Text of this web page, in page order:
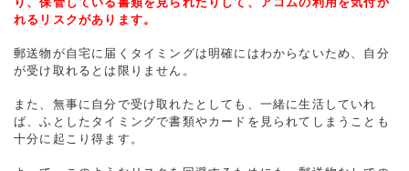
れるリスクがあります。
郵送物が自宅に届くタイミングは明確にはわからないため、自分
が受け取れるとは限りません。
また、無事に自分で受け取れたとしても、一緒に生活していれ
ば、ふとしたタイミングで書類やカードを見られてしまうことも
十分に起こり得ます。